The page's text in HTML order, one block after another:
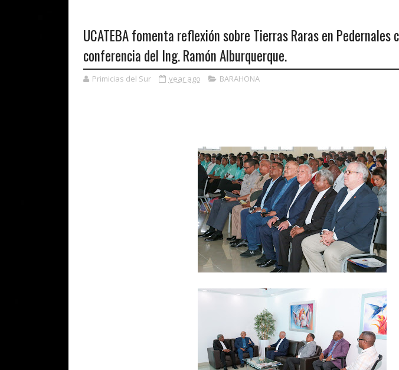
UCATEBA fomenta reflexión sobre Tierras Raras en Pedernales
conferencia del Ing. Ramón Alburquerque.
Primicias del Sur year ago BARAHONA